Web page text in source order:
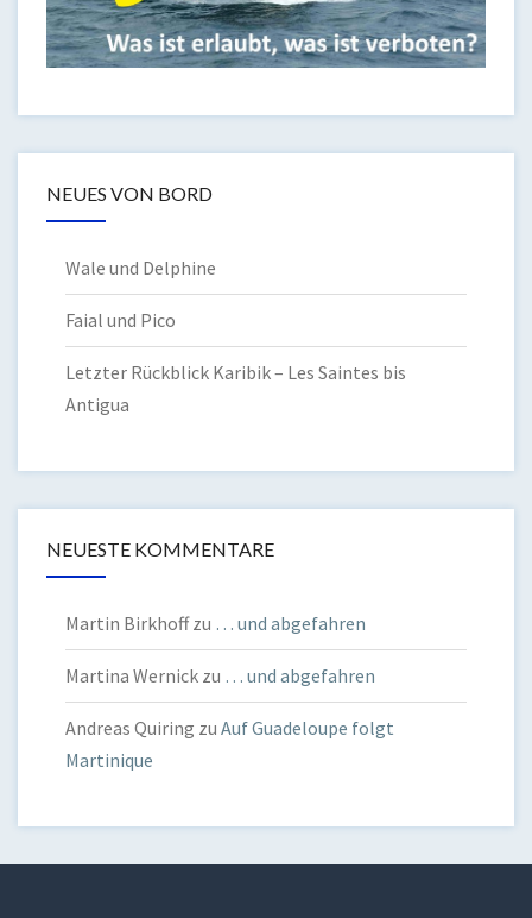
NEUES VON BORD
Wale und Delphine
Faial und Pico
Letzter Rückblick Karibik – Les Saintes bis
Antigua
NEUESTE KOMMENTARE
Martin Birkhoffzu … und abgefahren
Martina Wernick zu … und abgefahren
Andreas Quiring zu Auf Guadeloupe folgt
Martinique